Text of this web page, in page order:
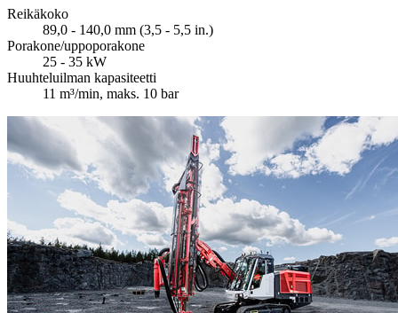
Reikäkoko
89,0 - 140,0 mm (3,5 - 5,5 in.)
Porakone/uppoporakone
25 - 35 kW
Huuhteluilman kapasiteetti
11 m³/min, maks. 10 bar